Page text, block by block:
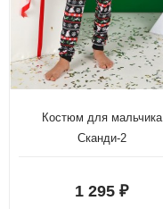
Костюм для мальчика
Сканди-2
1 295 ₽